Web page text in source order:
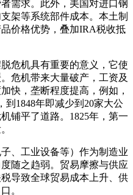
需求。此外，美国对进口钢
架等系统部件成本。本土制
价格优势，叠加IRA税收抵
危机具有重要的意义，它使
危机带来大量破产，工资及
快，垄断程度提高，例如，
到1848年即减少到20家大公
铺平了道路。1825年，第一
、工业设备等）作为制造业
随之趋弱。贸易摩擦与供应
导致全球贸易成本上升、供
。